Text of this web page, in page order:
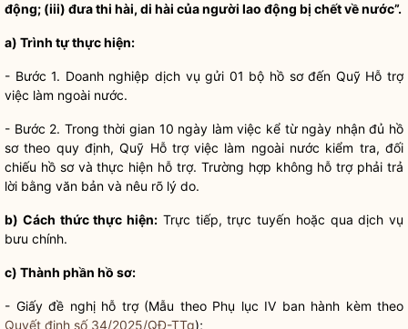
động; (iii) đưa thi hài, di hài của người lao động bị chết về nước”.
a) Trình tự thực hiện:
- Bước 1. Doanh nghiệp dịch vụ gửi 01 bộ hồ sơđến Quỹ Hỗ trợ
việc làm ngoài nước.
- Bước 2. Trong thời gian 10 ngày làm việc kể từ ngày nhận đủ hồ
sơtheo quy định, Quỹ Hỗ trợ việc làm ngoài nước kiểm tra, đối
chiếu hồ sơvà thực hiện hỗ trợ. Trường hợp không hỗ trợ phải trả
lời bằng văn bản và nêu rõ lý do.
b) Cách thức thực hiện: Trực tiếp, trực tuyến hoặc qua dịch vụ
bưu chính.
c) Thành phần hồ sơ:
- Giấy đề nghị hỗ trợ (Mẫu theo Phụ lục IV ban hành kèm theo
Quyết định số 34/2025/QĐ-TTg);